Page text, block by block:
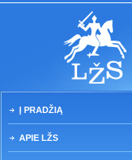
Į PRADŽIĄ
APIE LŽS